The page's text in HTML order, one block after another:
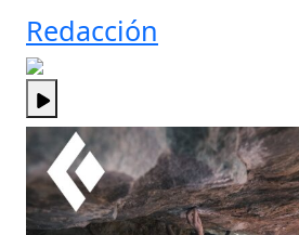
Redacción